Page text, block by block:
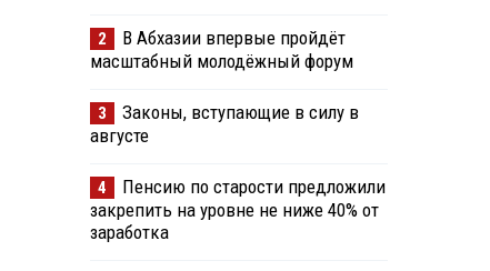
2
В Абхазии впервые пройдёт
масштабный молодёжный форум
3
Законы, вступающие в силу в
августе
4
Пенсию по старости предложили
закрепить на уровне не ниже 40% от
заработка